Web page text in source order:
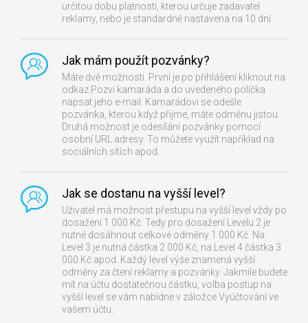
určitou dobu platnosti, kterou určuje zadavatel
reklamy, nebo je standardně nastavena na 10 dní.
Jak mám použít pozvánky?
Máte dvě možnosti. První je po přihlášení kliknout na
odkaz Pozvi kamaráda a do uvedeného políčka
napsat jeho e-mail. Kamarádovi se odešle
pozvánka, kterou když přijme, máte odměnu jistou.
Druhá možnost je odesílání pozvánky pomocí
osobní URL adresy. To můžete využít například na
sociálních sítích apod.
Jak se dostanu na vyšší level?
Uživatel má možnost přestupu na vyšší level vždy po
dosažení 1 000 Kč. Tedy pro dosažení Levelu 2 je
nutné dosáhnout celkové odměny 1 000 Kč. Na
Level 3 je nutná částka 2 000 Kč, na Level 4 částka 3
000 Kč apod. Každý level výše znamená vyšší
odměny za čtení reklamy a pozvánky. Jakmile budete
mít na účtu dostatečnou částku, volba postup na
vyšší level se vám nabídne v záložce Vyúčtování ve
vašem účtu.